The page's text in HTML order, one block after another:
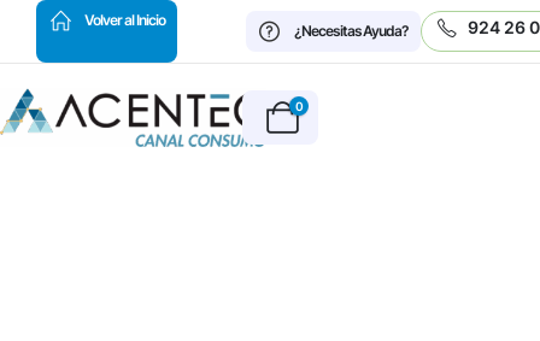
Volver al Inicio
¿Necesitas Ayuda?
924 26
0